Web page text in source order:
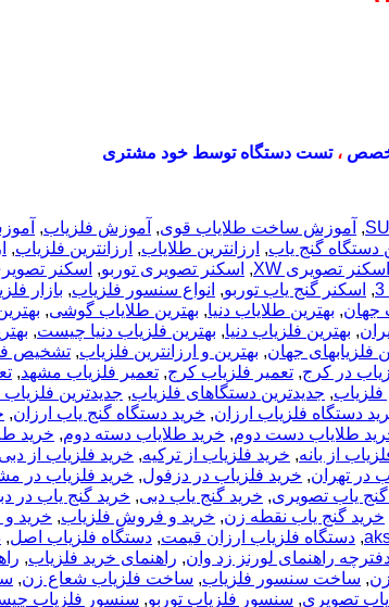
،تست دستگاه توسط خود مشتری
, آموزش ساخت طلایاب قوی, آموزش فلزیاب,
دستگاه گنج یاب, ارزانترین طلایاب, ارزانترین فلزیاب,
اسکنر تصویری XW , اسکنر تصویری توربو, اسکنر
, اسکنر گنج یاب توربو, انواع سنسور فلزیاب, بازار
جهان, بهترین طلایاب دنیا, بهترین طلایاب گوشی,
, بهترین فلزیاب دنیا, بهترین فلزیاب دنیا چیست,
فلزیابهای جهان, بهترین و ارزانترین فلزیاب, تشخیص
در کرج, تعمیر فلزیاب کرج, تعمیر فلزیاب مشهد,
فلزیاب, جدیدترین دستگاهای فلزیاب, جدیدترین
دستگاه فلزیاب ارزان, خرید دستگاه گنج یاب ارزان,
طلایاب دست دوم, خرید طلایاب دسته دوم, خرید
از بانه, خرید فلزیاب از ترکیه, خرید فلزیاب از دبی
در تهران, خرید فلزیاب در دزفول, خرید فلزیاب در
یاب تصویری, خرید گنج یاب دبی, خرید گنج یاب در
خرید گنج یاب نقطه زن, خرید و فروش فلزیاب, خرید
, دستگاه فلزیاب ارزان قیمت, دستگاه فلزیاب اصل,
راهنمای لورنز زد وان, راهنمای خرید فلزیاب,
, ساخت سنسور فلزیاب, ساخت فلزیاب شعاع زن,
تصویری, سنسور فلزیاب توربو, سنسور فلزیاب